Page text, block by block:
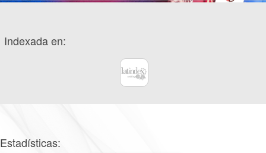
Indexada en:
Estadísticas: